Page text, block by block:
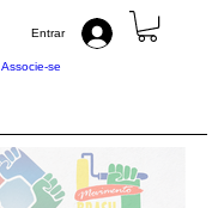
Associe-se
Entrar